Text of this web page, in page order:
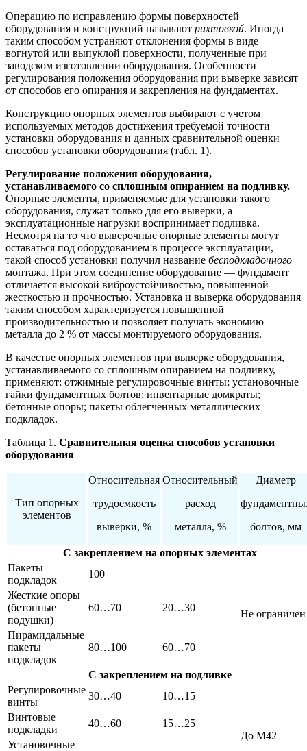
Операцию по исправлению формы поверхностей
оборудования и конструкций называют рихтовкой. Иногда
таким способом устраняют отклонения формы в виде
вогнутой или выпуклой поверхности, полученные при
заводском изготовлении оборудования. Особенности
регулирования положения оборудования при выверке зависят
от способов его опирания и закрепления на фундаментах.
Конструкцию опорных элементов выбирают с учетом
используемых методов достижения требуемой точности
установки оборудования и данных сравнительной оценки
способов установки оборудования (табл. 1).
Регулирование положения оборудования,
устанавливаемого со сплошным опиранием на подливку.
Опорные элементы, применяемые для установки такого
оборудования, служат только для его выверки, а
эксплуатационные нагрузки воспринимает подливка.
Несмотря на то что выверочные опорные элементы могут
оставаться под оборудованием в процессе эксплуатации,
такой способ установки получил название бесподкладочного
монтажа. При этом соединение оборудование — фундамент
отличается высокой виброустойчивостью, повышенной
жесткостью и прочностью. Установка и выверка оборудования
таким способом характеризуется повышенной
производительностью и позволяет получать экономию
металла до 2 % от массы монтируемого оборудования.
В качестве опорных элементов при выверке оборудования,
устанавливаемого со сплошным опиранием на подливку,
применяют: отжимные регулировочные винты; установочные
гайки фундаментных болтов; инвентарные домкраты;
бетонные опоры; пакеты облегченных металлических
подкладок.
Таблица 1. Сравнительная оценка способов установки
оборудования
Тип опорных
элементов
Относительная
трудоемкость
выверки, %
Относительный
расход
металла, %
Диаметр
болтов, мм
С закреплением на опорных элементах
Пакеты
подкладок
100
Не ограничен
Жесткие опоры
(бетонные
подушки)
60…70 20…30
Пирамидальные
пакеты
подкладок
80…100 60…70
С закреплением на подливке
Регулировочные
винты
30…40 10…15
До М42
Винтовые
подкладки
40…60
15…25
Установочные